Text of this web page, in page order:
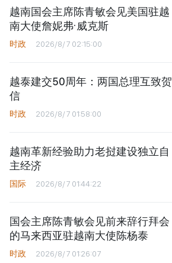
越南国会主席陈青敏会见美国驻越
南大使詹妮弗·威克斯
时政 2026/8/7 02:15:00
越泰建交50周年：两国总理互致贺
信
时政 2026/8/7 01:58:00
越南革新经验助力老挝建设独立自
主经济
国际 2026/8/7 01:44:22
国会主席陈青敏会见前来辞行拜会
的马来西亚驻越南大使陈杨泰
时政 2026/8/7 01:26:07